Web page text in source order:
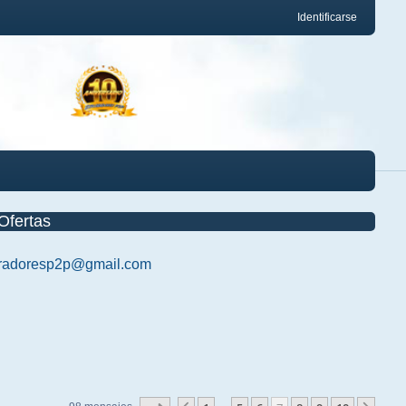
Identificarse